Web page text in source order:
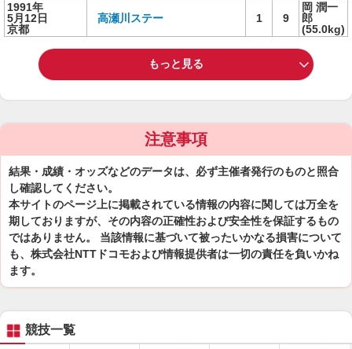
1991年
5月12日
京都
高瀬川ステー 1 9
岡 潤一
郎
(55.0kg)
もっと見る
注意事項
結果・成績・オッズなどのデータは、必ず主催者発行のものと照合
し確認してください。
本サイトのページ上に掲載されている情報の内容に関しては万全を
期しておりますが、その内容の正確性および安全性を保証するもの
ではありません。 当該情報に基づいて被ったいかなる損害について
も、株式会社NTTドコモおよび情報提供者は一切の責任を負いかね
ます。
競技一覧